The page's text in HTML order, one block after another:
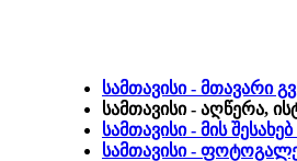
სამთავისი - მთავარი
სამთავისი - აღწერა,
სამთავისი - მის
სამთავისი -